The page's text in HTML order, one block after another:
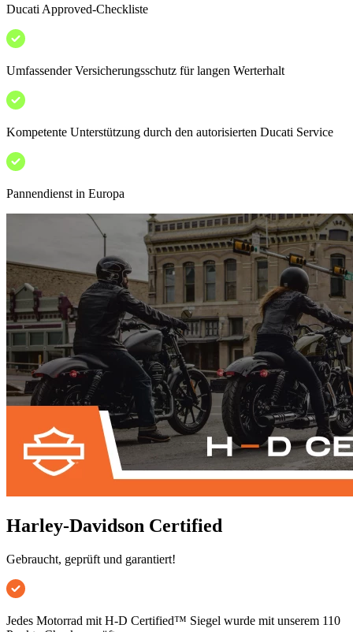
Ducati Approved-Checkliste
Umfassender Versicherungsschutz für langen Werterhalt
Kompetente Unterstützung durch den autorisierten Ducati Service
Pannendienst in Europa
Harley-Davidson Certified
Gebraucht, geprüft und garantiert!
Jedes Motorrad mit H-D Certified™ Siegel wurde mit unserem 110